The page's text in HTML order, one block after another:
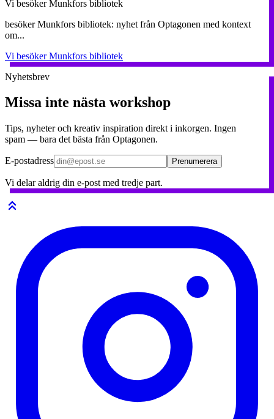
Vi besöker Munkfors bibliotek
besöker Munkfors bibliotek: nyhet från Optagonen med kontext
om...
Vi besöker Munkfors bibliotek
Nyhetsbrev
Missa inte nästa workshop
Tips, nyheter och kreativ inspiration direkt i inkorgen. Ingen
spam — bara det bästa från Optagonen.
E-postadress Prenumerera
Vi delar aldrig din e-post med tredje part.